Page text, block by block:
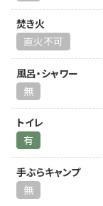
焚き火
直火不可
風呂・シャワー
無
トイレ
有
手ぶらキャンプ
無